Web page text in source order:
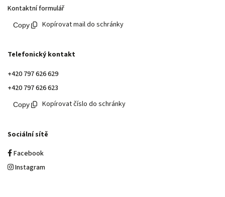
Kontaktní formulář
Kopírovat mail do schránky
Telefonický kontakt
+420 797 626 629
+420 797 626 623
Kopírovat číslo do schránky
Sociální sítě
Facebook
Instagram